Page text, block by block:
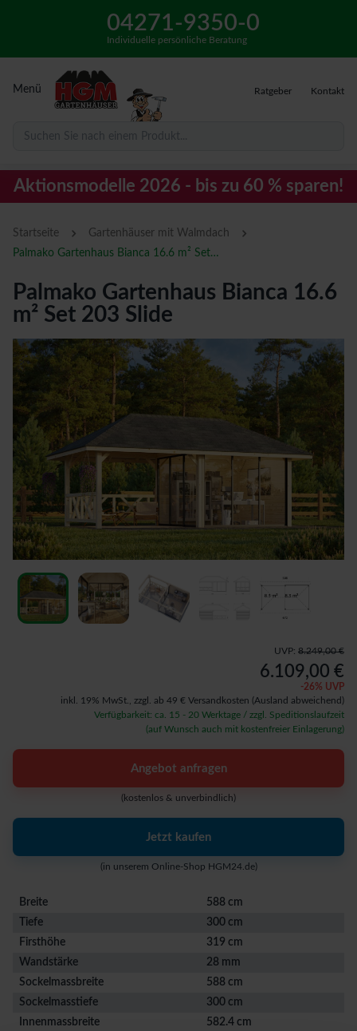
04271-9350-0
Individuelle persönliche Beratung
Menü Ratgeber Kontakt
Suchen Sie nach einem Produkt...
Aktionsmodelle 2026 - bis zu 60 % sparen!
Startseite › Gartenhäuser mit Walmdach ›
Palmako Gartenhaus Bianca 16.6 m² Set 203 Slide
Palmako Gartenhaus Bianca 16.6
m² Set 203 Slide
UVP: 8.249,00 €
6.109,00 €
-26% UVP
inkl. 19% MwSt., zzgl. ab 49 € Versandkosten (Ausland abweichend)
Verfügbarkeit: ca. 15 - 20 Werktage / zzgl. Speditionslaufzeit
(auf Wunsch auch mit kostenfreier Einlagerung)
Angebot anfragen
(kostenlos & unverbindlich)
Jetzt kaufen
(in unserem Online-Shop HGM24.de)
Breite
588 cm
Tiefe
300 cm
Firsthöhe
319 cm
Wandstärke
28 mm
Sockelmassbreite
588 cm
Sockelmasstiefe
300 cm
Innenmassbreite
582.4 cm